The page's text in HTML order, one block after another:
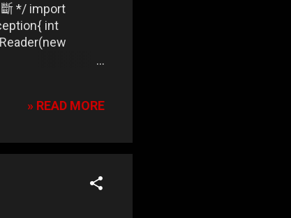
*/ import
int
↑將輸入的文字
» READ MORE